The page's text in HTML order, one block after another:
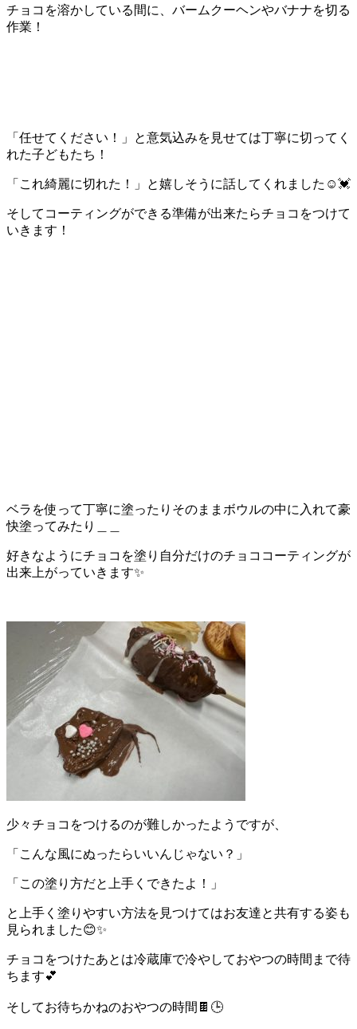
チョコを溶かしている間に、バームクーヘンやバナナを切る
作業！
「任せてください！」と意気込みを見せては丁寧に切ってく
れた子どもたち！
「これ綺麗に切れた！」と嬉しそうに話してくれました☺💓
そしてコーティングができる準備が出来たらチョコをつけて
いきます！
ベラを使って丁寧に塗ったりそのままボウルの中に入れて豪
快塗ってみたり＿＿
好きなようにチョコを塗り自分だけのチョココーティングが
出来上がっていきます✨
少々チョコをつけるのが難しかったようですが、
「こんな風にぬったらいいんじゃない？」
「この塗り方だと上手くできたよ！」
と上手く塗りやすい方法を見つけてはお友達と共有する姿も
見られました😊✨️
チョコをつけたあとは冷蔵庫で冷やしておやつの時間まで待
ちます💕
そしてお待ちかねのおやつの時間🍫🕒